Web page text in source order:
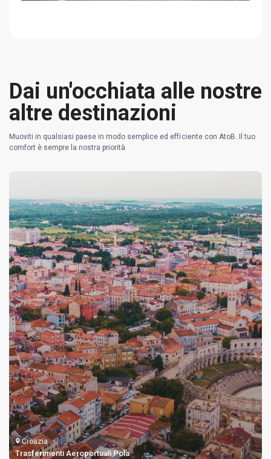
Dai un'occhiata alle nostre
altre destinazioni
Muoviti in qualsiasi paese in modo semplice ed efficiente con AtoB. Il tuo
comfort è sempre la nostra priorità
Croazia
Trasferimenti Aeroportuali Pola